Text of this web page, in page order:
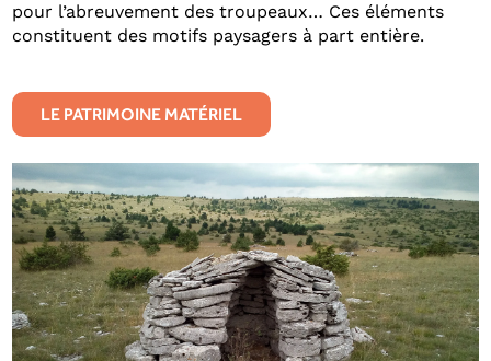
pour l’abreuvement des troupeaux… Ces éléments
constituent des motifs paysagers à part entière.
LE PATRIMOINE MATÉRIEL